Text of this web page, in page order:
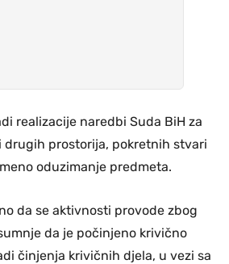
realizacije naredbi Suda BiH za
drugih prostorija, pokretnih stvari
oduzimanje predmeta.
da se aktivnosti provode zbog
da je počinjeno krivično
činjenja krivičnih djela, u vezi sa